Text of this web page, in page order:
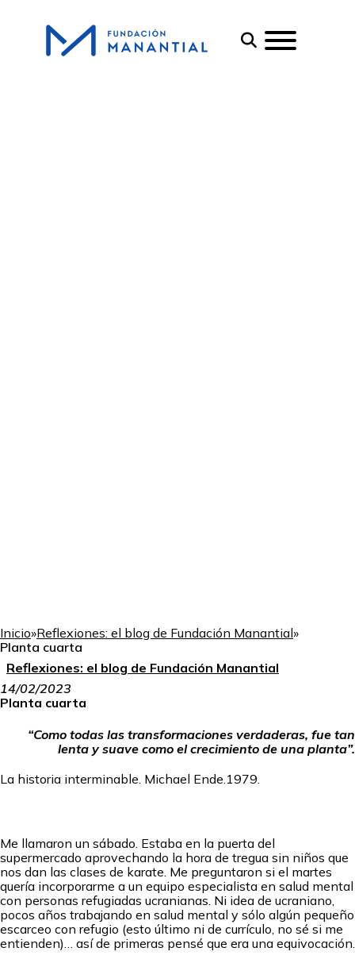
Inicio»Reflexiones: el blog de Fundación Manantial»
Planta cuarta
Reflexiones: el blog de Fundación Manantial
14/02/2023
Planta cuarta
“Como todas las transformaciones verdaderas, fue tan
lenta y suave como el crecimiento de una planta”.
La historia interminable. Michael Ende.1979.
Me llamaron un sábado. Estaba en la puerta del
supermercado aprovechando la hora de tregua sin niños que
nos dan las clases de karate. Me preguntaron si el martes
quería incorporarme a un equipo especialista en salud mental
con personas refugiadas ucranianas. Ni idea de ucraniano,
pocos años trabajando en salud mental y sólo algún pequeño
escarceo con refugio (esto último ni de currículo, no sé si me
entienden)… así de primeras pensé que era una equivocación.